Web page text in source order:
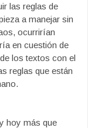
las reglas de
a manejar sin
ocurrirían
en cuestión de
los textos con el
reglas que están
hoy más que